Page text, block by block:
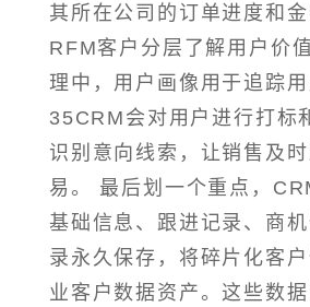
其所在公司的订单进度和
RFM客户分层了解用户价
理中，用户画像用于追踪用
35CRM会对用户进行打标
识别意向线索，让销售及
易。 最后划一个重点，
基础信息、跟进记录、商
录永久保存，将碎片化客
业客户数据资产。这些数